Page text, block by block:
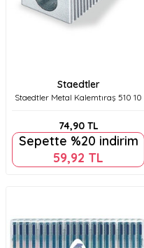
Staedtler
Staedtler Metal Kalemtıraş 510 10
74,90TL
Sepette %20 indirim
59,92 TL